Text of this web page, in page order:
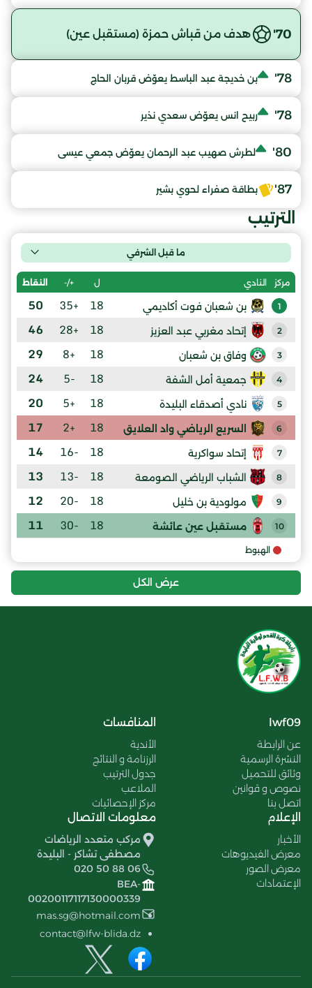
70' هدف من قباش حمزة (مستقبل عين)
78' بن خديجة عبد الباسط يعوّض قربان الحاج
78' ربيح انس يعوّض سعدي نذير
80' لطرش صهيب عبد الرحمان يعوّض جمعي عيسى
87' بطاقة صفراء لحوي بشير
الترتيب
ما قبل الشرفي
مركز النادي ل +/- النقاط
1 بن شعبان فوت أكاديمي 18
+35
50
2 إتحاد مغربي عبد العزيز 18
+28
46
3 وفاق بن شعبان 18
+8
29
4 جمعية أمل الشفة 18
-5
24
5 نادي أصدقاء البليدة 18
+5
20
6 السريع الرياضي واد العلايق 18
+2
17
7 إتحاد سواكرية 18
-16
14
8 الشباب الرياضي الصومعة 18
-13
13
9 مولودية بن خليل 18
-20
12
10 مستقبل عين عائشة 18
-30
11
الهبوط
عرض الكل
lwf09
عن الرابطة
النشرة الرسمية
وثائق للتحميل
نصوص و قوانين
اتصل بنا
المنافسات
الأندية
الرزنامة و النتائج
جدول الترتيب
الملاعب
مركز الإحصائيات
الإعلام
الأخبار
معرض الفيديوهات
معرض الصور
الإعتمادات
معلومات الاتصال
مركب متعدد الرياضات
مصطفى تشاكر - البليدة
020 50 88 06
BEA-
00200117117130000339
mas.sg@hotmail.com
contact@lfw-blida.dz